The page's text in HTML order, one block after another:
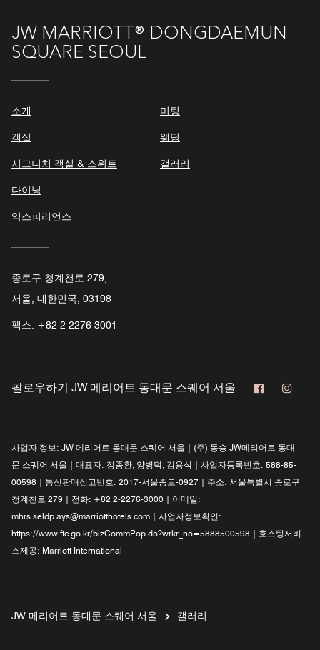
JW MARRIOTT® DONGDAEMUN
SQUARE SEOUL
소개
객실
시그니처 객실 & 스위트
다이닝
익스피리언스
미팅
웨딩
갤러리
종로구 청계천로 279,
서울, 대한민국, 03198
팩스: +82 2-2276-3001
팔로우하기 JW 메리어트 동대문 스퀘어 서울 페이스북
사업자 정보: JW 메리어트 동대문 스퀘어 서울 | (주) 동승 JW메리어트 동대
문 스퀘어 서울 | 대표자: 정종환, 양병덕, 김용식 | 사업자등록번호: 588-85-
00598 | 통신판매신고번호: 2017-서울종로-0927 | 주소: 서울특별시 종로구
청계천로 279 | 전화: +82 2-2276-3000 | 이메일:
mhrs.seldp.ays@marriotthotels.com | 사업자정보확인:
https://www.ftc.go.kr/bizCommPop.do?wrkr_no=5888500598 | 호스팅서비
스제공: Marriott International
JW 메리어트 동대문 스퀘어 서울 갤러리